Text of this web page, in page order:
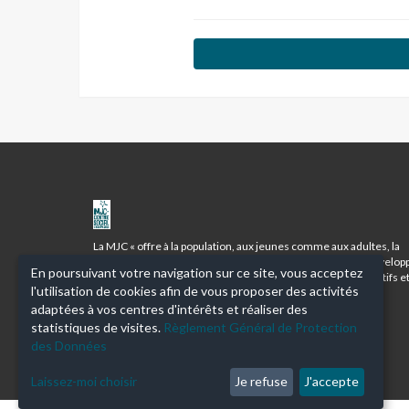
MJC
CENTRE
SOCIAL
BOURROCHES
La MJC « offre à la population, aux jeunes comme aux adultes, la
possibilité de prendre conscience de leurs aptitudes, de
leur personnalité et de se préparer à devenir les citoyens actifs et
responsables d’une démocratie vivante ».
En poursuivant votre navigation sur ce site, vous acceptez
l'utilisation de cookies afin de vous proposer des activités
adaptées à vos centres d'intérêts et réaliser des
statistiques de visites. Règlement Général de Protection
des Données
Laissez-moi choisir Je refuse J'accepte